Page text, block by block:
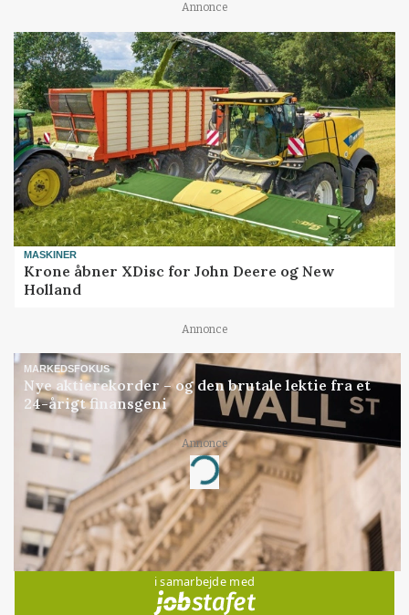
Annonce
MASKINER
Krone åbner XDisc for John Deere og New
Holland
Annonce
MARKEDSFOKUS
Nye aktierekorder – og den brutale lektie fra et
24-årigt finansgeni
Annonce
Loading...
Jobs
i samarbejde med